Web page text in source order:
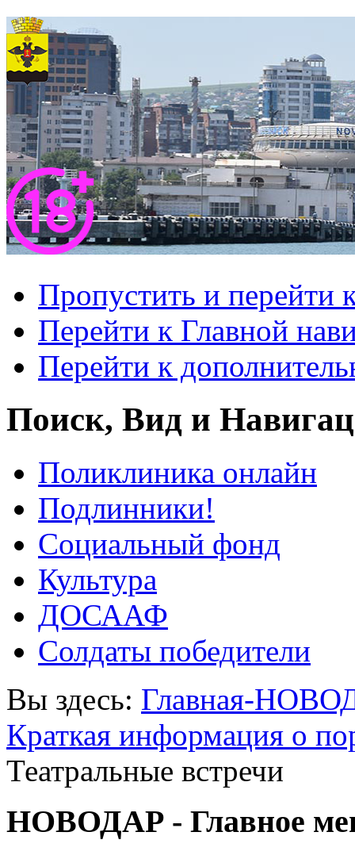
Пропустить и перейти
Перейти к Главной
Перейти к
Поиск, Вид и
Поликлиника онлайн
Подлинники!
Социальный фонд
Культура
ДОСААФ
Солдаты победители
Вы здесь: Главная-
Краткая информация о
Театральные встречи
НОВОДАР - Главное